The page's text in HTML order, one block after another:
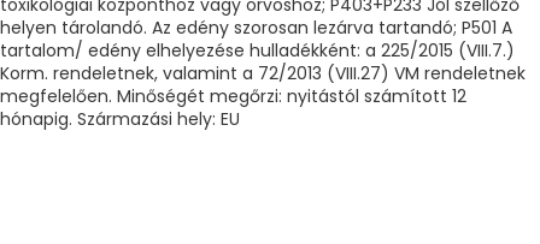
toxikológiai központhoz vagy orvoshoz; P403+P233 Jól szellőző
helyen tárolandó. Az edény szorosan lezárva tartandó; P501 A
tartalom/ edény elhelyezése hulladékként: a 225/2015 (VIII.7.)
Korm. rendeletnek, valamint a 72/2013 (VIII.27) VM rendeletnek
megfelelően. Minőségét megőrzi: nyitástól számított 12
hónapig. Származási hely: EU